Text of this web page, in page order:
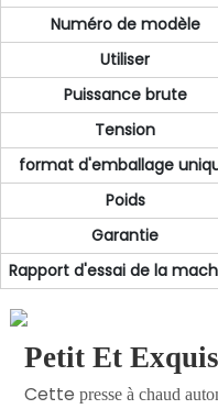
Numéro de modèle
Utiliser
Puissance brute
Tension
format d'emballage
Poids
Garantie
Rapport d'essai de la
Petit Et Exquis
Cettepresse à chaud